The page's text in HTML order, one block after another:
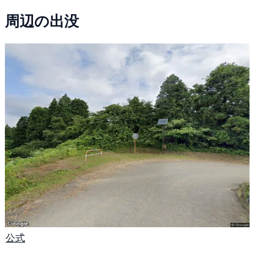
周辺の出没
公式